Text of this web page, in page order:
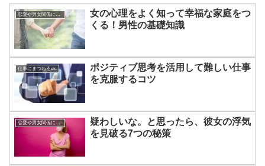
恋愛や男女関係についてのあれこれ
女の心理をよく知って幸福な家庭をつ
くる！男性の基礎知識
仕事にまつわるetc
ポジティブ思考を活用して難しい仕事
を克服するコツ
恋愛や男女関係についてのあれこれ
疑わしいな。と思ったら、彼女の浮気
を見破る7つの秘策